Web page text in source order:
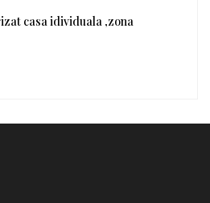
casa idividuala ,zona